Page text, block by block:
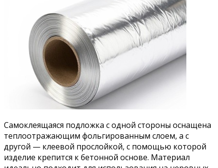
Самоклеящаяся подложка с одной стороны оснащена
теплоотражающим фольгированным слоем, а с
другой — клеевой прослойкой, с помощью которой
изделие крепится к бетонной основе. Материал